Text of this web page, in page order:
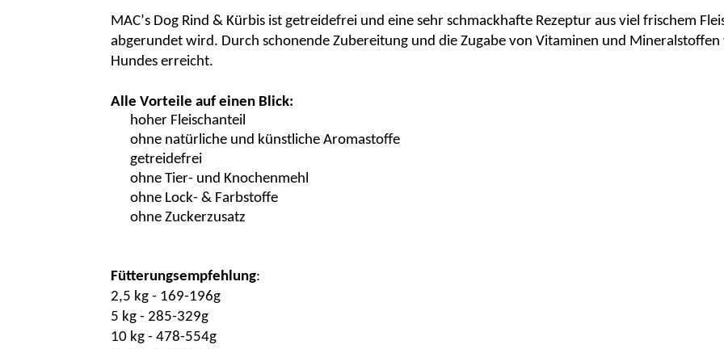
MAC’s Dog Rind & Kürbis ist getreidefrei und eine sehr schmackhafte Rezeptur aus viel frischem
abgerundet wird. Durch schonende Zubereitung und die Zugabe von Vitaminen und
Hundes erreicht.
Alle Vorteile auf einen Blick:
hoher Fleischanteil
ohne natürliche und künstliche Aromastoffe
getreidefrei
ohne Tier- und Knochenmehl
ohne Lock- & Farbstoffe
ohne Zuckerzusatz
Fütterungsempfehlung:
2,5 kg - 169-196g
5 kg - 285-329g
10 kg - 478-554g